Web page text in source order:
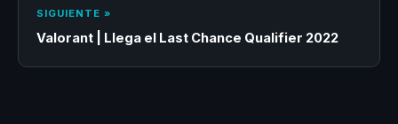
SIGUIENTE »
Valorant | Llega el Last Chance Qualifier 2022